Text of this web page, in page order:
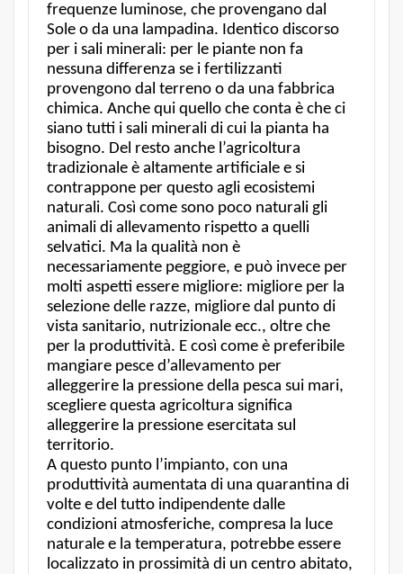
frequenze luminose, che provengano dal
Sole o da una lampadina. Identico discorso
per i sali minerali: per le piante non fa
nessuna differenza se i fertilizzanti
provengono dal terreno o da una fabbrica
chimica. Anche qui quello che conta è che ci
siano tutti i sali minerali di cui la pianta ha
bisogno. Del resto anche l’agricoltura
tradizionale è altamente artificiale e si
contrappone per questo agli ecosistemi
naturali. Così come sono poco naturali gli
animali di allevamento rispetto a quelli
selvatici. Ma la qualità non è
necessariamente peggiore, e può invece per
molti aspetti essere migliore: migliore per la
selezione delle razze, migliore dal punto di
vista sanitario, nutrizionale ecc., oltre che
per la produttività. E così come è preferibile
mangiare pesce d’allevamento per
alleggerire la pressione della pesca sui mari,
scegliere questa agricoltura significa
alleggerire la pressione esercitata sul
territorio.
A questo punto l’impianto, con una
produttività aumentata di una quarantina di
volte e del tutto indipendente dalle
condizioni atmosferiche, compresa la luce
naturale e la temperatura, potrebbe essere
localizzato in prossimità di un centro abitato,